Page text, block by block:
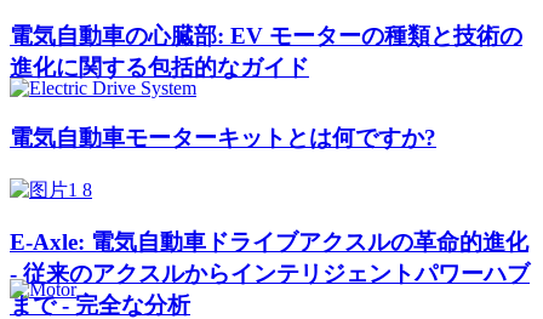
電気自動車の心臓部: EV モーターの種類と技術の
進化に関する包括的なガイド
電気自動車モーターキットとは何ですか?
E-Axle: 電気自動車ドライブアクスルの革命的進化
- 従来のアクスルからインテリジェントパワーハブ
まで - 完全な分析